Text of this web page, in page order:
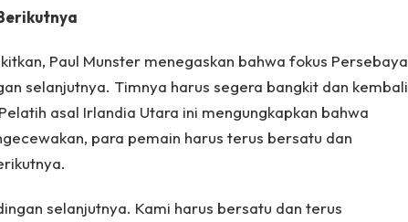
Paul Munster menegaskan bahwa fokus Persebaya
selanjutnya. Timnya harus segera bangkit dan kembali
asal Irlandia Utara ini mengungkapkan bahwa
para pemain harus terus bersatu dan
selanjutnya. Kami harus bersatu dan terus